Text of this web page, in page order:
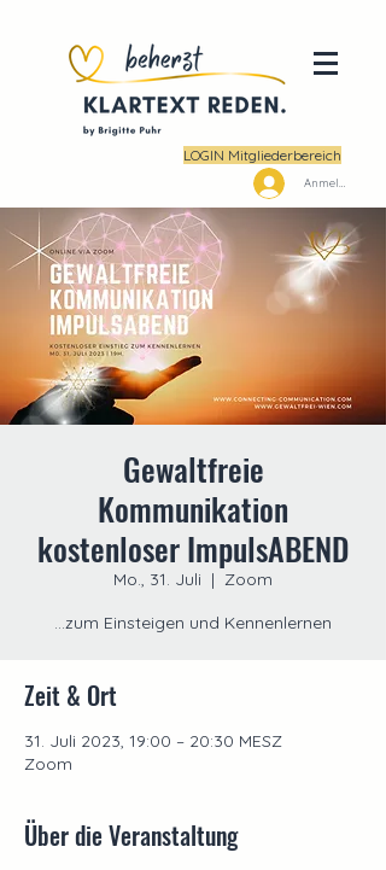
LOGIN Mitgliederbereich
Anmelden
Gewaltfreie
Kommunikation
kostenloser ImpulsABEND
Mo., 31. Juli
  |
Zoom
...zum Einsteigen und Kennenlernen
Zeit & Ort
31. Juli 2023, 19:00 – 20:30 MESZ
Zoom
Über die Veranstaltung